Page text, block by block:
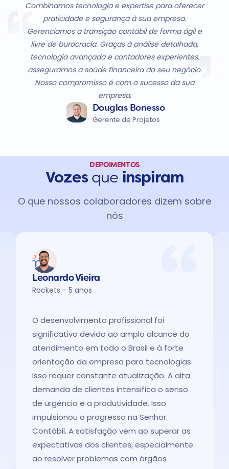
Combinamos tecnologia e expertise para oferecer
praticidade e segurança à sua empresa.
Gerenciamos a transição contábil de forma ágil e
livre de burocracia. Graças à análise detalhada,
tecnologia avançada e contadores experientes,
asseguramos a saúde financeira do seu negócio.
Nosso compromisso é com o sucesso da sua
empresa.
Douglas Bonesso
Gerente de Projetos
DEPOIMENTOS
Vozesque inspiram
O que nossos colaboradores dizem sobre
nós
Leonardo Vieira
Rockets - 5 anos
O desenvolvimento profissional foi
significativo devido ao amplo alcance do
atendimento em todo o Brasil e à forte
orientação da empresa para tecnologias.
Isso requer constante atualização. A alta
demanda de clientes intensifica o senso
de urgência e a produtividade. Isso
impulsionou o progresso na Senhor
Contábil. A satisfação vem ao superar as
expectativas dos clientes, especialmente
ao resolver problemas com órgãos